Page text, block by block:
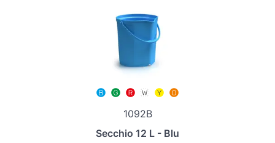
1092B
Secchio 12 L - Blu